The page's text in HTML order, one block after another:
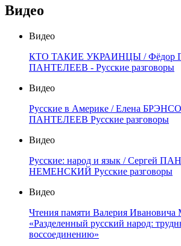
Видео
Видео
КТО ТАКИЕ УКРАИНЦЫ / Фёдор
ПАНТЕЛЕЕВ - Русские разговоры
Видео
Русские в Америке / Елена
ПАНТЕЛЕЕВ Русские разговоры
Видео
Русские: народ и язык / Сергей
НЕМЕНСКИЙ Русские разговоры
Видео
Чтения памяти Валерия Ивановича
«Разделенный русский народ:
воссоединению»